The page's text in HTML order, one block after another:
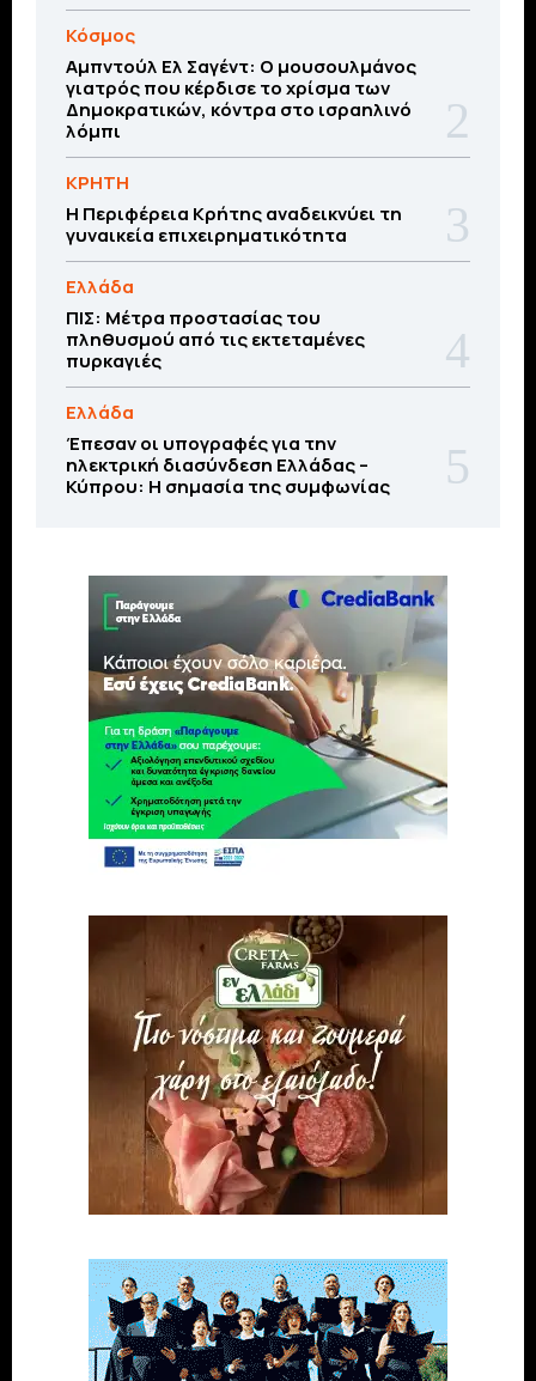
Κόσμος
Αμπντούλ Ελ Σαγέντ: Ο μουσουλμάνος
γιατρός που κέρδισε το χρίσμα των
Δημοκρατικών, κόντρα στο ισραηλινό
λόμπι
ΚΡΗΤΗ
Η Περιφέρεια Κρήτης αναδεικνύει τη
γυναικεία επιχειρηματικότητα
Ελλάδα
ΠΙΣ: Μέτρα προστασίας του
πληθυσμού από τις εκτεταμένες
πυρκαγιές
Ελλάδα
Έπεσαν οι υπογραφές για την
ηλεκτρική διασύνδεση Ελλάδας –
Κύπρου: H σημασία της συμφωνίας